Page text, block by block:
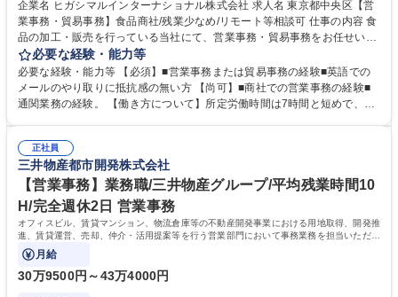
企業名 ヒガシマルインターナショナル株式会社 求人名 東京都中央区【営
業事務・貿易事務】食品商社/残業少なめ/リモート等相談可 仕事の内容 食
品の加工・販売を行っている当社にて、営業事務・貿易事務をお任せいた
します。営業社員のサポートポジションとして、受発注から海外工場との
調整まで幅広く対応し、当社事業の根幹を支えていただきます。 ■受発注
業務、請求書発行 ■海外工場とのスケジュール調整 ■在庫管理 ■輸入書類
の確認・作成 ■配送手配 ■通関業者を通して行う輸出入業全般 ■倉庫との
ルプロデュースしているため、商品に関わる全ての業務をサポート頂きま
す。 募集職種 東京都中央区【営業事務・貿易事務】食品商社/残業少なめ/
リモート等相談可
必要な経験・能力等
必要な経験・能力等 【必須】■営業事務または貿易事務の経験■英語での
メールのやり取りに抵抗感の無い方 【尚可】■商社での営業事務の経験■
通関業務の経験。 【働き方について】所定労働時間は7時間と短めで、残
の強み】1991年の設立以来、外食産業を中心としたお客様の多様なニー
ズに沿った冷凍水産物等の生産・輸入・販売を一貫して手掛けています。
自社工場と海外拠点の強固な連携によるワンストップサービスが最大の強
みです。 学歴・資格 学歴：大学院 大学 語学力：英語 資格：
正社員
三井物産都市開発株式会社
【営業事務】業務職/三井物産グループ/平均残業時間10
H/完全週休2日 営業事務
オフィスビル、賃貸マンション、物流倉庫等の不動産開発事業における用地取得、開発推
進、賃貸運営、売却、仲介・活用提案等を行う営業部門において事務業務を担当いただき
ます。
月給
30万9500円～43万4000円